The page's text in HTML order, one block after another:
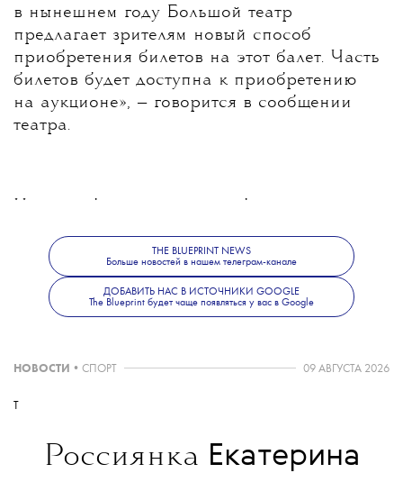
в нынешнем году Большой театр
предлагает зрителям новый способ
приобретения билетов на этот балет. Часть
билетов будет доступна к приобретению
на аукционе», — говорится в сообщении
театра.
Больше новостей о моде, красоте и
THE BLUEPRINT NEWS
Больше новостей в нашем телеграм-канале
ДОБАВИТЬ НАС В ИСТОЧНИКИ GOOGLE
The Blueprint будет чаще появляться у вас в Google
НОВОСТИ • СПОРТ 09 АВГУСТА 2026
T
Россиянка Екатерина